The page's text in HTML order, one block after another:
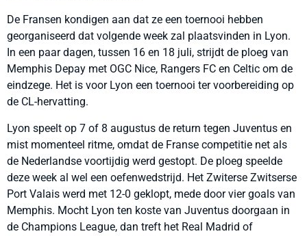
De Fransen kondigen aan dat ze een toernooi hebben
georganiseerd dat volgende week zal plaatsvinden in Lyon.
In een paar dagen, tussen 16 en 18 juli, strijdt de ploeg van
Memphis Depay met OGC Nice, Rangers FC en Celtic om de
eindzege. Het is voor Lyon een toernooi ter voorbereiding op
de CL-hervatting.
Lyon speelt op 7 of 8 augustus de return tegen Juventus en
mist momenteel ritme, omdat de Franse competitie net als
de Nederlandse voortijdig werd gestopt. De ploeg speelde
deze week al wel een oefenwedstrijd. Het Zwiterse Zwitserse
Port Valais werd met 12-0 geklopt, mede door vier goals van
Memphis. Mocht Lyon ten koste van Juventus doorgaan in
de Champions League, dan treft het Real Madrid of